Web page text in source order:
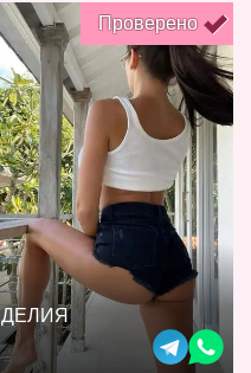
Проверено
ДЕЛИЯ